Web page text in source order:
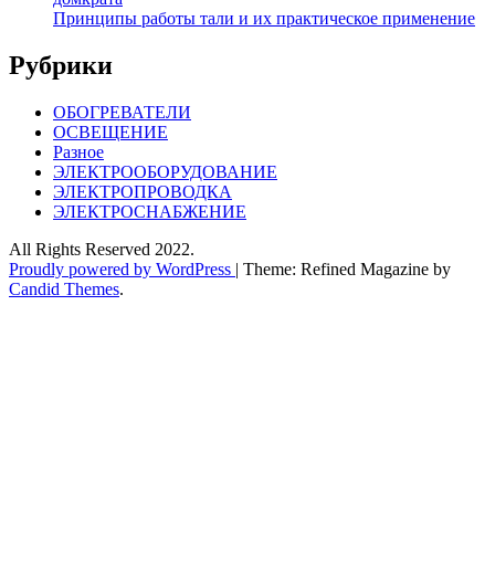
Принципы работы тали и их практическое применение
Рубрики
ОБОГРЕВАТЕЛИ
ОСВЕЩЕНИЕ
Разное
ЭЛЕКТРООБОРУДОВАНИЕ
ЭЛЕКТРОПРОВОДКА
ЭЛЕКТРОСНАБЖЕНИЕ
All Rights Reserved 2022.
Proudly powered by WordPress | Theme: Refined Magazine by
Candid Themes.